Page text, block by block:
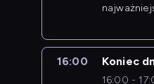
16:00 Koniec
16:00 -